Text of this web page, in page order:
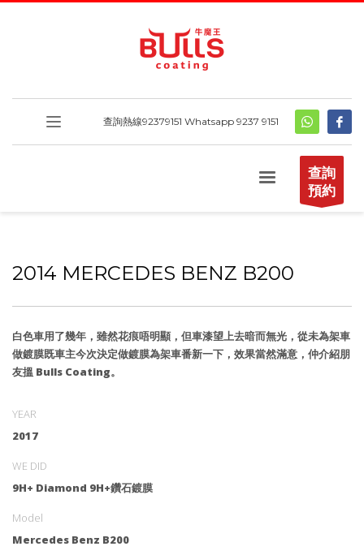
查詢熱線92379151 Whatsapp 9237 9151
查詢
預約
2014 MERCEDES BENZ B200
白色車用了幾年，雖然花痕唔明顯，但車漆望上去暗而無光，從未為架車
做鍍膜既車主今次決定做鍍膜為架車番新一下，效果當然滿意，仲介紹朋
友搵 Bulls Coating。
YEAR
2017
WE DID
9H+ Diamond 9H+鑽石鍍膜
Model
Mercedes Benz B200